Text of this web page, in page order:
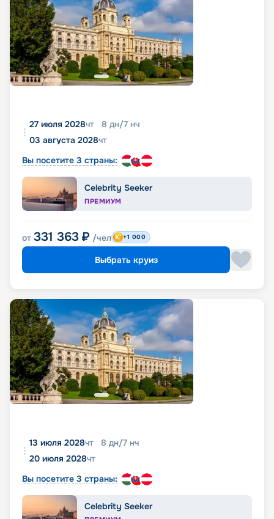
27 июля 2028чт 8 дн/7 нч
03 августа 2028чт
Вы посетите 3 страны:
Celebrity Seeker
ПРЕМИУМ
от 331 363 ₽ /чел +1 000
Выбрать круиз
13 июля 2028чт 8 дн/7 нч
20 июля 2028чт
Вы посетите 3 страны:
Celebrity Seeker